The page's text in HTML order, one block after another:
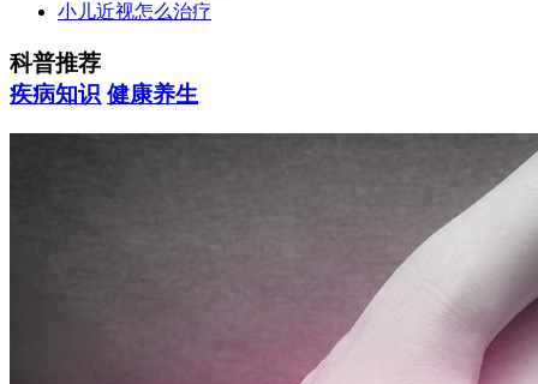
小儿近视怎么治疗
科普推荐
疾病知识 健康养生